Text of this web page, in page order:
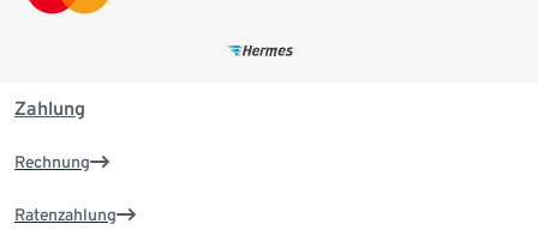
Zahlung
Rechnung
Ratenzahlung